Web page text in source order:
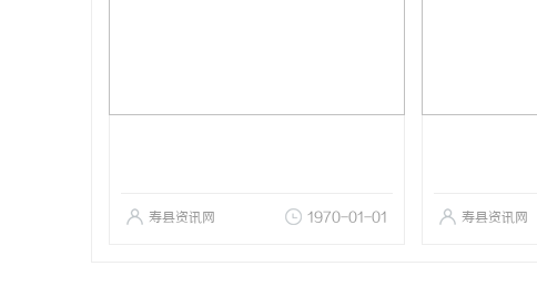
寿县资讯网 1970-01-01 寿县资讯网